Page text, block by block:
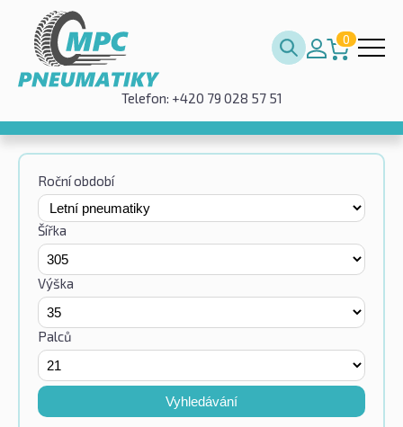
0
Telefon: +420 79 028 57 51
Roční období
Šířka
Výška
Palců
Vyhledávání